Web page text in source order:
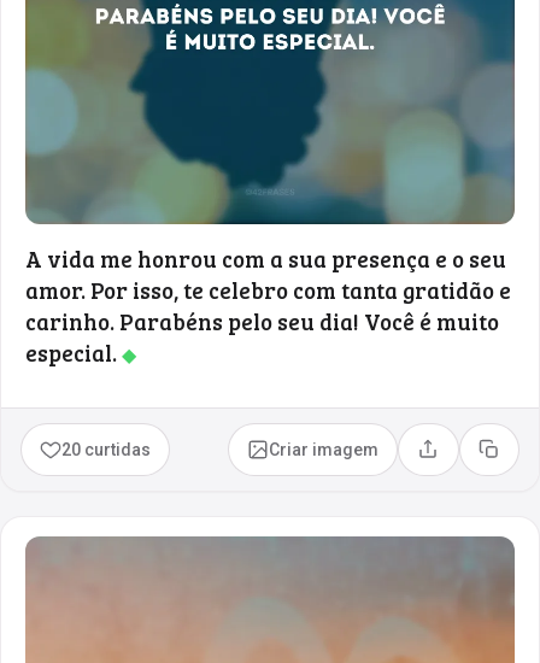
A vida me honrou com a sua presença e o seu
amor. Por isso, te celebro com tanta gratidão e
carinho. Parabéns pelo seu dia! Você é muito
especial.◆
20 curtidas Criar imagem Compartilhar
Copiar